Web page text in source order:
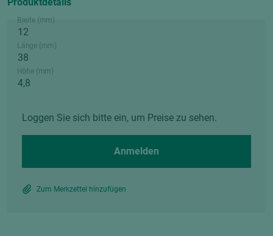
Breite (mm)
Länge (mm)
Höhe (mm)
Loggen Sie sich bitte ein, um Preise zu sehen.
Anmelden
Zum Merkzettel hinzufügen